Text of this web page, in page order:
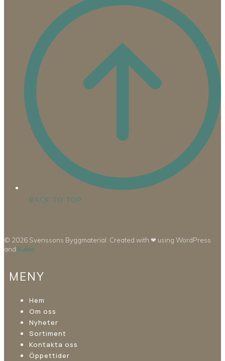
BACK TO TOP
© 2026 Svenssons Byggmaterial. Created with ❤ using WordPress
and Kubio
MENY
Hem
Om oss
Nyheter
Sortiment
Kontakta oss
Öppettider